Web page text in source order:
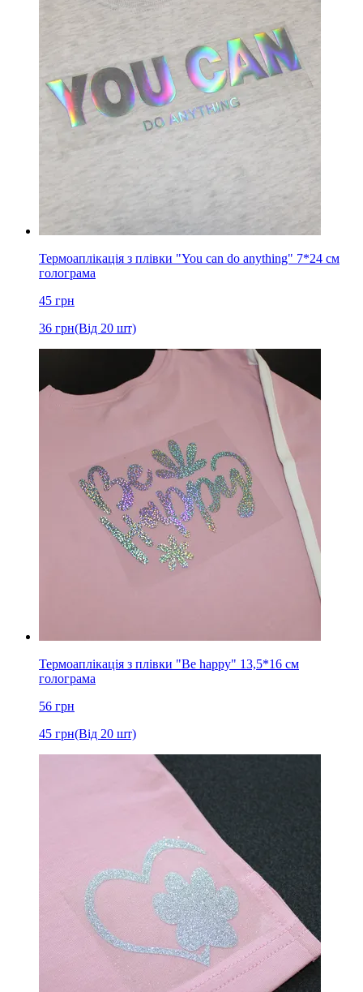
Термоаплікація з плівки "You can do anything" 7*24 см
голограма
45 грн
36 грн(Від 20 шт)
Термоаплікація з плівки "Be happy" 13,5*16 см
голограма
56 грн
45 грн(Від 20 шт)